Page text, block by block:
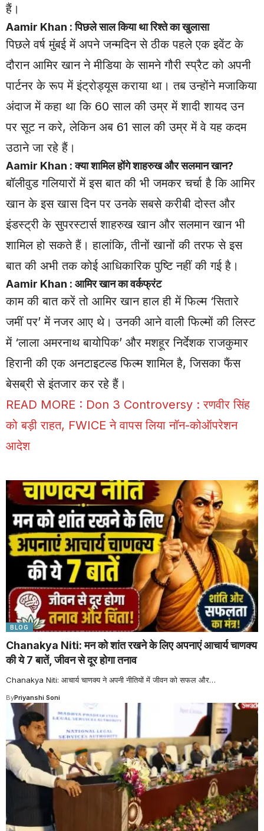
हैं।
Aamir Khan : पिछले साल किया था रिश्ते का खुलासा
पिछले वर्ष मुंबई में अपने जन्मदिन से ठीक पहले एक इवेंट के
दौरान आमिर खान ने मीडिया के सामने गौरी स्प्रैट को अपनी
पार्टनर के रूप में इंट्रोड्यूस कराया था। तब उन्होंने मजाकिया
अंदाज में कहा था कि 60 साल की उम्र में शादी शायद उन
पर सूट न करे, लेकिन अब 61 साल की उम्र में वे यह कदम
उठाने जा रहे हैं।
Aamir Khan : क्या शामिल होंगे शाहरुख और सलमान खान?
बॉलीवुड गलियारों में इस बात की भी जमकर चर्चा है कि आमिर
खान के इस खास दिन पर उनके सबसे करीबी दोस्त और
इंडस्ट्री के सुपरस्टार्स शाहरुख खान और सलमान खान भी
शामिल हो सकते हैं। हालांकि, तीनों खानों की तरफ से इस
बात की अभी तक कोई आधिकारिक पुष्टि नहीं की गई है।
Aamir Khan : आमिर खान का वर्कफ्रंट
काम की बात करें तो आमिर खान हाल ही में फिल्म ‘सितारे
जमीं पर’ में नजर आए थे। उनकी आने वाली फिल्मों की लिस्ट
में ‘लाला अमरनाथ बायोपिक’ और मशहूर निर्देशक राजकुमार
हिरानी की एक अनटाइटल्ड फिल्म शामिल है, जिसका फैंस
बेसब्री से इंतजार कर रहे हैं।
READ MORE : Don 3 Controversy : रणवीर सिंह
को बड़ी राहत, FWICE ने वापस लिया नॉन-कोऑपरेशन
आदेश
BLOG
Chanakya Niti: मन को शांत रखने के लिए अपनाएं आचार्य चाणक्य
की ये 7 बातें, जीवन से दूर होगा तनाव
Chanakya Niti: आचार्य चाणक्य ने अपनी नीतियों में जीवन को सफल और…
ByPriyanshi Soni